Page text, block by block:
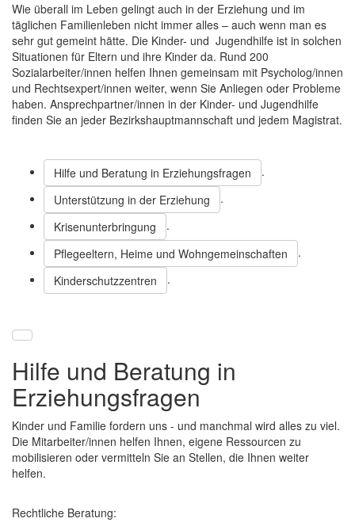
Wie überall im Leben gelingt auch in der Erziehung und im
täglichen Familienleben nicht immer alles – auch wenn man es
sehr gut gemeint hätte. Die Kinder- und Jugendhilfe ist in solchen
Situationen für Eltern und ihre Kinder da. Rund 200
Sozialarbeiter/innen helfen Ihnen gemeinsam mit Psycholog/innen
und Rechtsexpert/innen weiter, wenn Sie Anliegen oder Probleme
haben. Ansprechpartner/innen in der Kinder- und Jugendhilfe
finden Sie an jeder Bezirkshauptmannschaft und jedem Magistrat.
Hilfe und Beratung in Erziehungsfragen
.
Unterstützung in der Erziehung
.
Krisenunterbringung
.
Pflegeeltern, Heime und Wohngemeinschaften
.
Kinderschutzzentren
.
Hilfe und Beratung in
Erziehungsfragen
Kinder und Familie fordern uns - und manchmal wird alles zu viel.
Die Mitarbeiter/innen helfen Ihnen, eigene Ressourcen zu
mobilisieren oder vermitteln Sie an Stellen, die Ihnen weiter
helfen.
Rechtliche Beratung: